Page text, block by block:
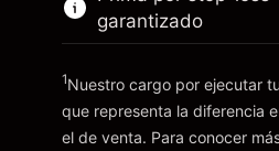
Ir a la plataforma
~CA$20,000.00
Dinero del
Ir a la plataforma
garantizado
1Nuestro cargo por ejecutar
que representa la diferencia
el de venta. Para conocer